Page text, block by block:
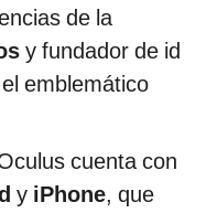
de la
y fundador de id
emblemático
cuenta con
y iPhone, que